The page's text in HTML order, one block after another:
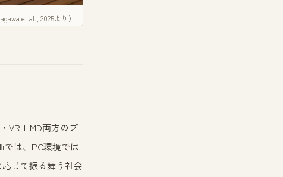
et al., 2025より）
VR-HMD両方のプ
では、PC環境では
じて振る舞う社会